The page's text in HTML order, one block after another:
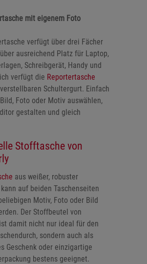
mit eigenem Foto
verfügt über drei Fächer
ausreichend Platz für Laptop,
Schreibgerät, Handy und
verfügt die Reportertasche
Schultergurt. Einfach
Foto oder Motiv auswählen,
gestalten und gleich
Stofftasche von
aus weißer, robuster
auf beiden Taschenseiten
Motiv, Foto oder Bild
Der Stoffbeutel von
damit nicht nur ideal für den
sondern auch als
Geschenk oder einzigartige
bestens geeignet.